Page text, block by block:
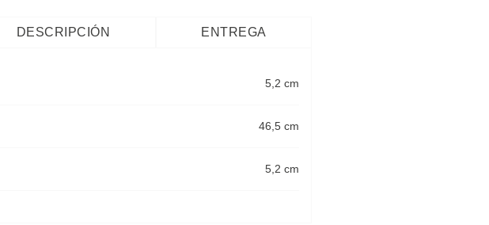
DESCRIPCIÓN ENTREGA
5,2 cm
46,5 cm
5,2 cm